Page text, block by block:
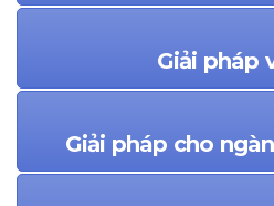
Giải pháp
Giải pháp cho